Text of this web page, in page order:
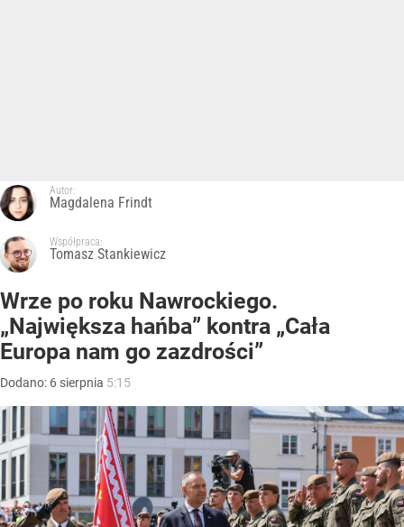
Autor:
Magdalena Frindt
Współpraca:
Tomasz Stankiewicz
Wrze po roku Nawrockiego.
„Największa hańba” kontra „Cała
Europa nam go zazdrości”
Dodano: 6 sierpnia 5:15